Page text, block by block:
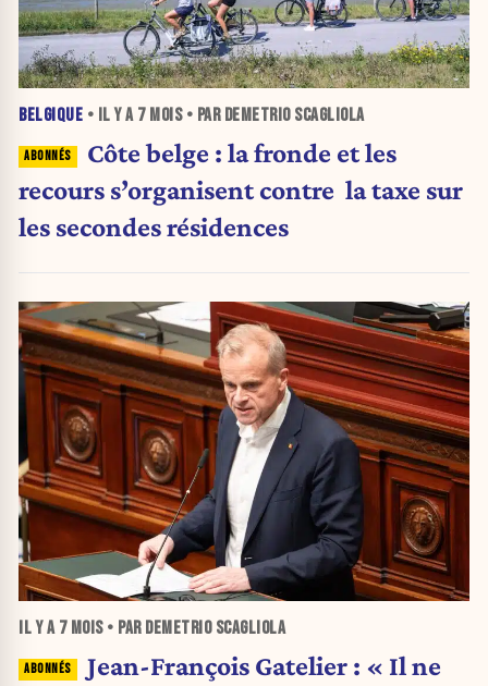
BELGIQUE • IL Y A 7 MOIS• PAR DEMETRIO SCAGLIOLA
Côte belge : la fronde et les
recours s’organisent contre la taxe sur
les secondes résidences
IL Y A 7 MOIS• PAR DEMETRIO SCAGLIOLA
Jean-François Gatelier : « Il ne